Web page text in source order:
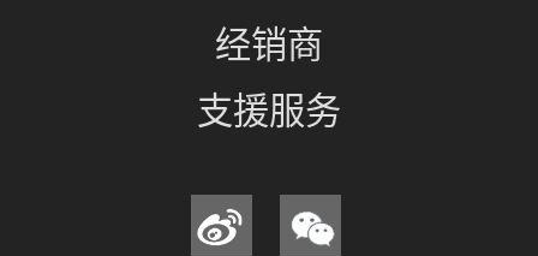
经销商
支援服务